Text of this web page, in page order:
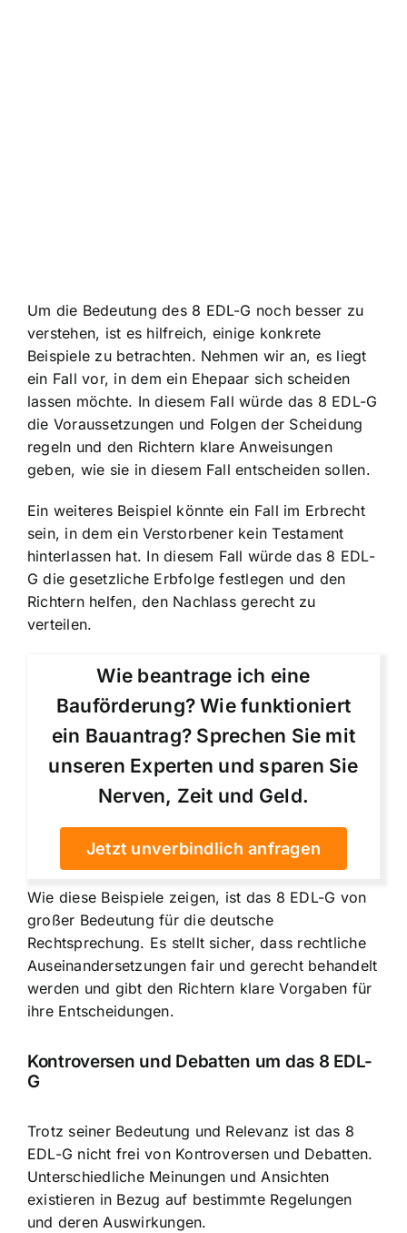
Um die Bedeutung des 8 EDL-G noch besser zu
verstehen, ist es hilfreich, einige konkrete
Beispiele zu betrachten. Nehmen wir an, es liegt
ein Fall vor, in dem ein Ehepaar sich scheiden
lassen möchte. In diesem Fall würde das 8 EDL-G
die Voraussetzungen und Folgen der Scheidung
regeln und den Richtern klare Anweisungen
geben, wie sie in diesem Fall entscheiden sollen.
Ein weiteres Beispiel könnte ein Fall im Erbrecht
sein, in dem ein Verstorbener kein Testament
hinterlassen hat. In diesem Fall würde das 8 EDL-
G die gesetzliche Erbfolge festlegen und den
Richtern helfen, den Nachlass gerecht zu
verteilen.
Wie beantrage ich eine
Bauförderung? Wie funktioniert
ein Bauantrag? Sprechen Sie mit
unseren Experten und sparen Sie
Nerven, Zeit und Geld.
Jetzt unverbindlich anfragen
Wie diese Beispiele zeigen, ist das 8 EDL-G von
großer Bedeutung für die deutsche
Rechtsprechung. Es stellt sicher, dass rechtliche
Auseinandersetzungen fair und gerecht behandelt
werden und gibt den Richtern klare Vorgaben für
ihre Entscheidungen.
Kontroversen und Debatten um das 8 EDL-
G
Trotz seiner Bedeutung und Relevanz ist das 8
EDL-G nicht frei von Kontroversen und Debatten.
Unterschiedliche Meinungen und Ansichten
existieren in Bezug auf bestimmte Regelungen
und deren Auswirkungen.